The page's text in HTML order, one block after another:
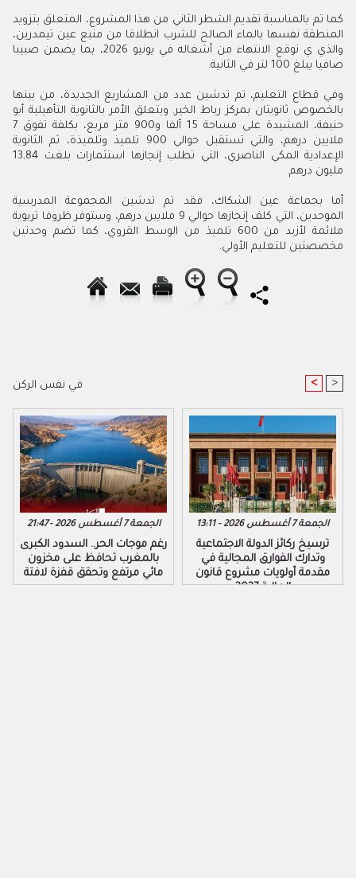
كما تم بالمناسبة تقديم الشطر الثاني من هذا المشروع، المتعلق بتزويد
المنطقة نفسها بالماء الصالح للشرب انطلاقا من منبع عين تيمدرين،
والذي ي توقع الانتهاء من أشغاله في يونيو 2026، بما يضمن صبيبا
صافيا يبلغ 100 لتر في الثانية.
وفي قطاع التعليم، تم تدشين عدد من المشاريع الجديدة، من بينها
بالخصوص ثانويتان بمركز رباط الخير. ويتعلق الأمر بالثانوية التأهيلية أبو
حنيفة، المشيدة على مساحة 15 ألفا و900 متر مربع، بكلفة تفوق 7
ملايين درهم، والتي تستقبل حوالي 900 تلميذ وتلميذة، ثم الثانوية
الإعدادية المكي الناصري، التي تطلب إنجازها استثمارات بلغت 13,84
مليون درهم.
أما بجماعة عين الشكاك، فقد تم تدشين المجموعة المدرسية
الموحدين، التي كلف إنجازها حوالي 9 ملايين درهم، وستوفر ظروفا تربوية
ملائمة لأزيد من 600 تلميذ من الوسط القروي، كما تضم وحدتين
مخصصتين للتعليم الأولي.
في نفس الركن < >
الجمعة 7 أغسطس 2026 - 21:47
رغم موجات الحر.. السدود الكبرى
بالمغرب تحافظ على مخزون
مائي مرتفع وتحقق قفزة لافتة
الجمعة 7 أغسطس 2026 - 13:11
ترسيخ ركائز الدولة الاجتماعية
وتدارك الفوارق المجالية في
مقدمة أولويات مشروع قانون
المالية 2027